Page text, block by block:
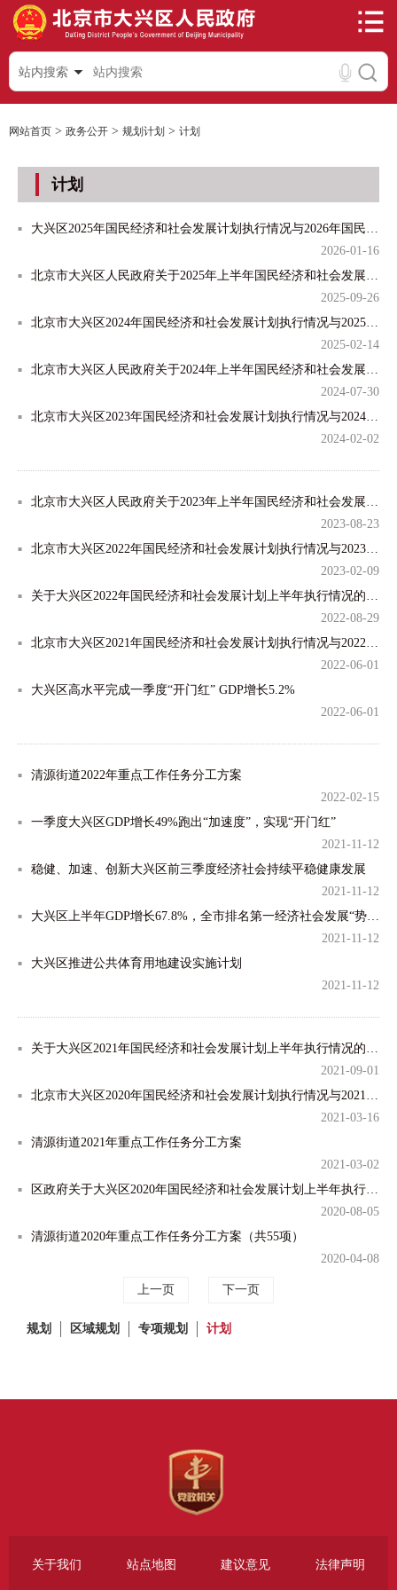
站内搜索
网站首页 > 政务公开 > 规划计划 > 计划
计划
大兴区2025年国民经济和社会发展计划执行情况与2026年国民经济和社会发展计划草案的报告
2026-01-16
北京市大兴区人民政府关于2025年上半年国民经济和社会发展计划执行情况的报告
2025-09-26
北京市大兴区2024年国民经济和社会发展计划执行情况与2025年国民经济和社会发展计划的报告
2025-02-14
北京市大兴区人民政府关于2024年上半年国民经济和社会发展计划执行情况的报告
2024-07-30
北京市大兴区2023年国民经济和社会发展计划执行情况与2024年国民经济和社会发展计划的报告
2024-02-02
北京市大兴区人民政府关于2023年上半年国民经济和社会发展计划执行情况的报告
2023-08-23
北京市大兴区2022年国民经济和社会发展计划执行情况与2023年国民经济和社会 发展计划的报告
2023-02-09
关于大兴区2022年国民经济和社会发展计划上半年执行情况的报告
2022-08-29
北京市大兴区2021年国民经济和社会发展计划执行情况与2022年国民经济和社会发展计划草案的报告
2022-06-01
大兴区高水平完成一季度“开门红” GDP增长5.2%
2022-06-01
清源街道2022年重点工作任务分工方案
2022-02-15
一季度大兴区GDP增长49%跑出“加速度”，实现“开门红”
2021-11-12
稳健、加速、创新大兴区前三季度经济社会持续平稳健康发展
2021-11-12
大兴区上半年GDP增长67.8%，全市排名第一经济社会发展“势”“力”强劲
2021-11-12
大兴区推进公共体育用地建设实施计划
2021-11-12
关于大兴区2021年国民经济和社会发展计划上半年执行情况的报告
2021-09-01
北京市大兴区2020年国民经济和社会发展计划执行情况与2021年国民经济和社会发展计划草案的报告
2021-03-16
清源街道2021年重点工作任务分工方案
2021-03-02
区政府关于大兴区2020年国民经济和社会发展计划上半年执行情况的报告
2020-08-05
清源街道2020年重点工作任务分工方案（共55项）
2020-04-08
上一页 下一页
规划 区域规划 专项规划 计划
关于我们 站点地图 建议意见 法律声明